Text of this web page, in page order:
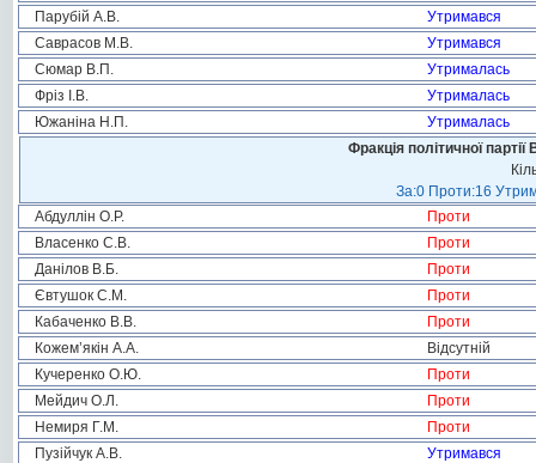
Парубій А.В.
Утримався
Саврасов М.В.
Утримався
Сюмар В.П.
Утрималась
Фріз І.В.
Утрималась
Южаніна Н.П.
Утрималась
Фракція політичної
За:0 Проти:16
Абдуллін О.Р.
Проти
Власенко С.В.
Проти
Данілов В.Б.
Проти
Євтушок С.М.
Проти
Кабаченко В.В.
Проти
Кожем’якін А.А.
Відсутній
Кучеренко О.Ю.
Проти
Мейдич О.Л.
Проти
Немиря Г.М.
Проти
Пузійчук А.В.
Утримався